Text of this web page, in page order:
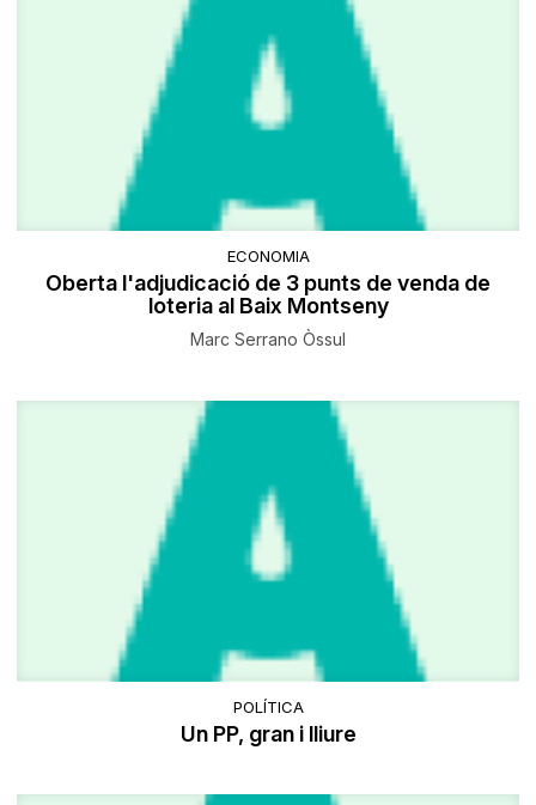
ECONOMIA
Oberta l'adjudicació de 3 punts de venda de
loteria al Baix Montseny
Marc Serrano Òssul
POLÍTICA
Un PP, gran i lliure